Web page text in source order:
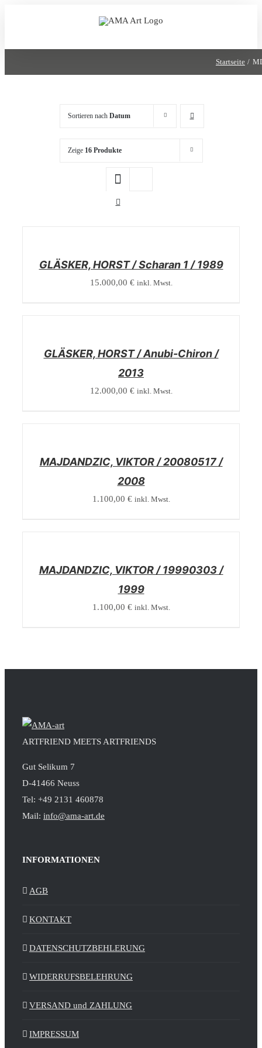
Startseite
Sortieren nach Datum
Zeige 16 Produkte
GLÄSKER, HORST / Scharan 1 / 1989
15.000,00 € inkl. Mwst.
GLÄSKER, HORST / Anubi-Chiron /
2013
12.000,00 € inkl. Mwst.
MAJDANDZIC, VIKTOR / 20080517 /
2008
1.100,00 € inkl. Mwst.
MAJDANDZIC, VIKTOR / 19990303 /
1999
1.100,00 € inkl. Mwst.
ARTFRIEND MEETS ARTFRIENDS
Gut Selikum 7
D-41466 Neuss
Tel: +49 2131 460878
Mail: info@ama-art.de
INFORMATIONEN
AGB
KONTAKT
DATENSCHUTZBEHLERUNG
WIDERRUFSBELEHRUNG
VERSAND und ZAHLUNG
IMPRESSUM